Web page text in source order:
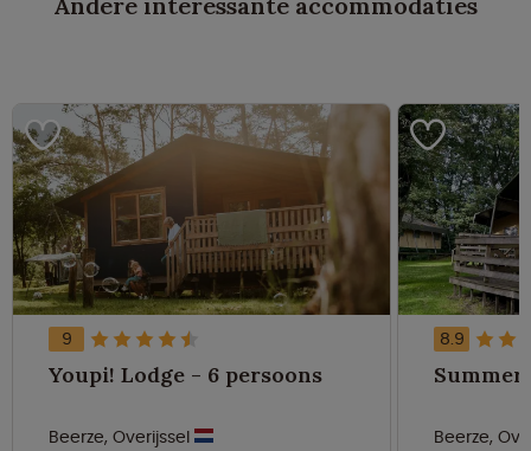
9
Youpi! Lodge - 6 persoons
Beerze, Overijssel
8.9
Beerze,